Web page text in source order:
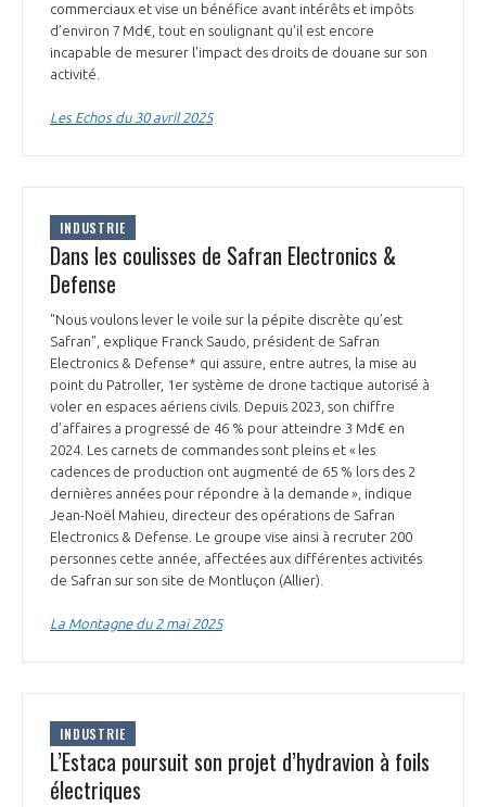
commerciaux et vise un bénéfice avant intérêts et impôts
d’environ 7 Md€, tout en soulignant qu'il est encore
incapable de mesurer l'impact des droits de douane sur son
activité.
Les Echos du 30 avril 2025
INDUSTRIE
Dans les coulisses de Safran Electronics &
Defense
"Nous voulons lever le voile sur la pépite discrète qu’est
Safran", explique Franck Saudo, président de Safran
Electronics & Defense* qui assure, entre autres, la mise au
point du Patroller, 1er système de drone tactique autorisé à
voler en espaces aériens civils. Depuis 2023, son chiffre
d’affaires a progressé de 46 % pour atteindre 3 Md€ en
2024. Les carnets de commandes sont pleins et « les
cadences de production ont augmenté de 65 % lors des 2
dernières années pour répondre à la demande », indique
Jean-Noël Mahieu, directeur des opérations de Safran
Electronics & Defense. Le groupe vise ainsi à recruter 200
personnes cette année, affectées aux différentes activités
de Safran sur son site de Montluçon (Allier).
La Montagne du 2 mai 2025
INDUSTRIE
L’Estaca poursuit son projet d’hydravion à foils
électriques